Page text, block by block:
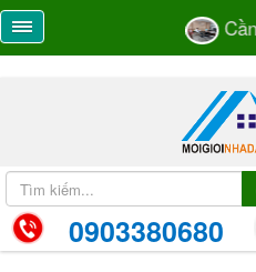
Cần
0903380680